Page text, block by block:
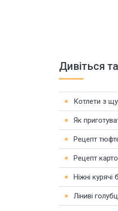
Дивіться
Котлети з
Як
Рецепт
Рецепт
Ніжні
Ліниві